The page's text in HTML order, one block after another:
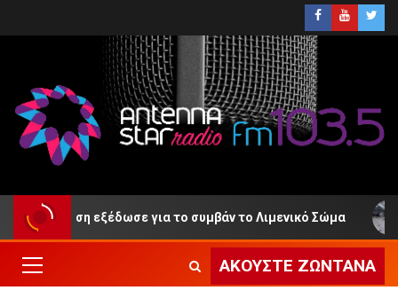
εξέδωσε για το συμβάν το Λιμενικό Σώμα
ΑΚΟΎΣΤΕ ΖΩΝΤΑΝΆ